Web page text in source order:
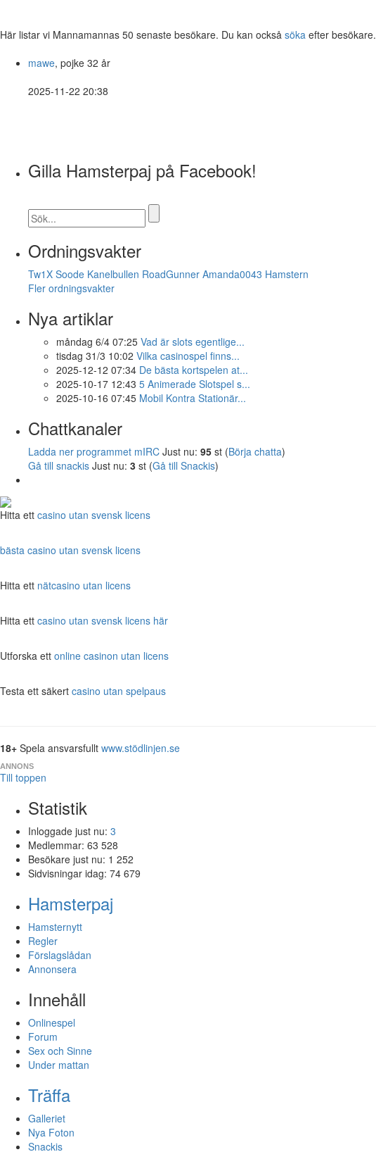
Här listar vi Mannamannas 50 senaste besökare. Du kan också söka efter besökare.
mawe, pojke 32 år
2025-11-22 20:38
Gilla Hamsterpaj på Facebook!
Ordningsvakter
Tw1X Soode Kanelbullen RoadGunner Amanda0043 Hamstern
Fler ordningsvakter
Nya artiklar
måndag 6/4 07:25 Vad är slots egentlige...
tisdag 31/3 10:02 Vilka casinospel finns...
2025-12-12 07:34 De bästa kortspelen at...
2025-10-17 12:43 5 Animerade Slotspel s...
2025-10-16 07:45 Mobil Kontra Stationär...
Chattkanaler
Ladda ner programmet mIRC Just nu: 95 st (Börja chatta)
Gå till snackis Just nu: 3 st (Gå till Snackis)
Hitta ett casino utan svensk licens
bästa casino utan svensk licens
Hitta ett nätcasino utan licens
Hitta ett casino utan svensk licens här
Utforska ett online casinon utan licens
Testa ett säkert casino utan spelpaus
18+ Spela ansvarsfullt www.stödlinjen.se
ANNONS
Till toppen
Statistik
Inloggade just nu: 3
Medlemmar: 63 528
Besökare just nu: 1 252
Sidvisningar idag: 74 679
Hamsterpaj
Hamsternytt
Regler
Förslagslådan
Annonsera
Innehåll
Onlinespel
Forum
Sex och Sinne
Under mattan
Träffa
Galleriet
Nya Foton
Snackis